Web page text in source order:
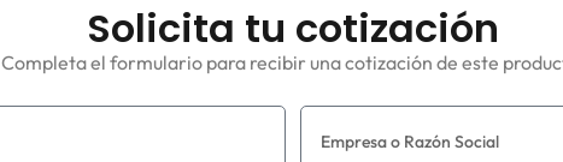
Solicita tu cotización
Completa el formulario para recibir una cotización de este